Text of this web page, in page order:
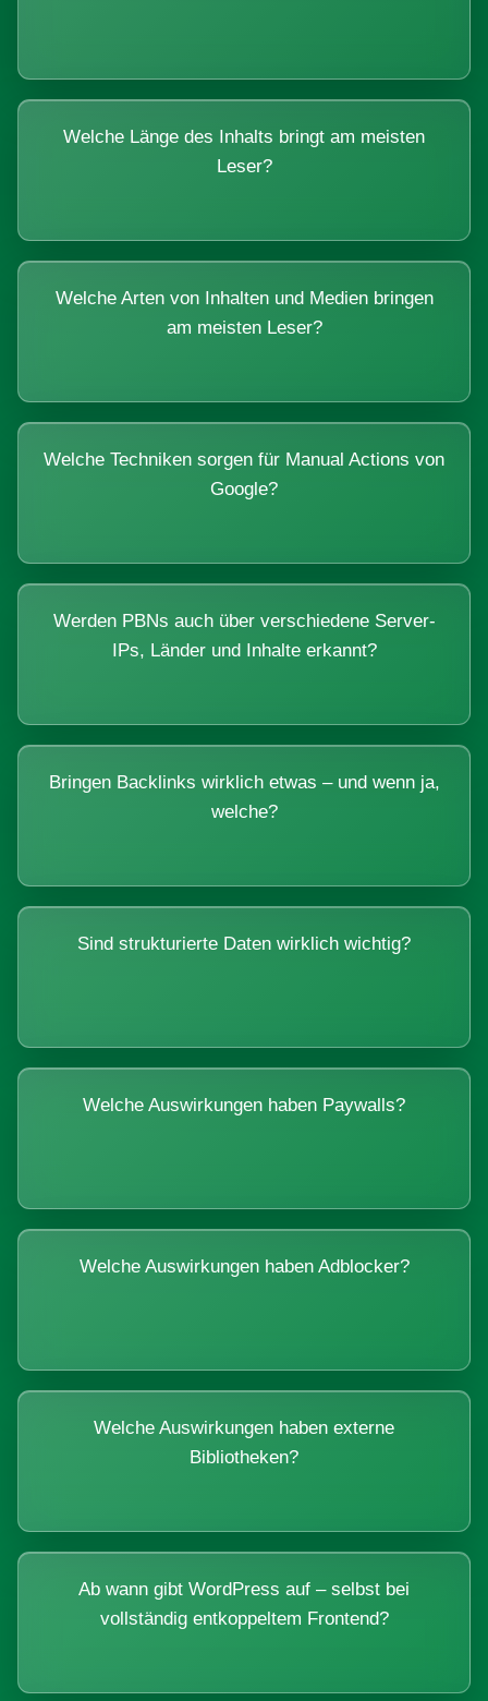
Welche Länge des Inhalts bringt am meisten
Leser?
Welche Arten von Inhalten und Medien bringen
am meisten Leser?
Welche Techniken sorgen für Manual Actions von
Google?
Werden PBNs auch über verschiedene Server-
IPs, Länder und Inhalte erkannt?
Bringen Backlinks wirklich etwas – und wenn ja,
welche?
Sind strukturierte Daten wirklich wichtig?
Welche Auswirkungen haben Paywalls?
Welche Auswirkungen haben Adblocker?
Welche Auswirkungen haben externe
Bibliotheken?
Ab wann gibt WordPress auf – selbst bei
vollständig entkoppeltem Frontend?